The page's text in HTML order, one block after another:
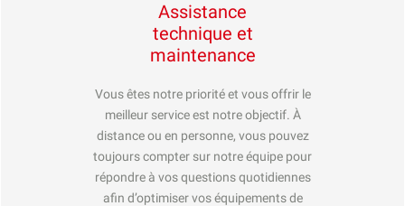
Assistance
technique et
maintenance
Vous êtes notre priorité et vous offrir le
meilleur service est notre objectif. À
distance ou en personne, vous pouvez
toujours compter sur notre équipe pour
répondre à vos questions quotidiennes
afin d’optimiser vos équipements de